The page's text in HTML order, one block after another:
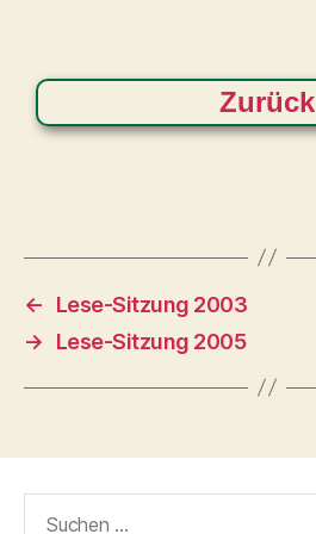
Zurück
←
Lese-Sitzung 2003
→
Lese-Sitzung 2005